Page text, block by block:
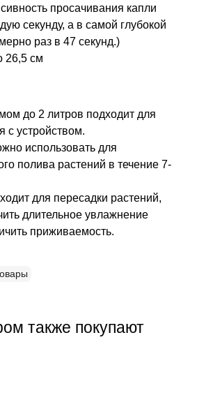
просачивания капли
секунду, а в самой глубокой
раз в 47 секунд.)
26,5 см
до 2 литров подходит для
с устройством.
использовать для
полива растений в течение 7-
для пересадки растений,
длительное увлажнение
приживаемость.
также покупают